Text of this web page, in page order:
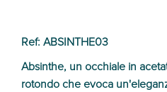
Ref: ABSINTHE03
Absinthe, un occhiale in
rotondo che evoca